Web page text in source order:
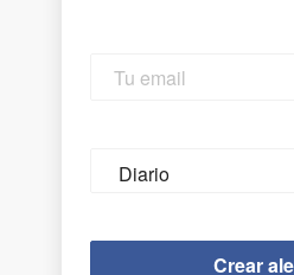
email
frequency